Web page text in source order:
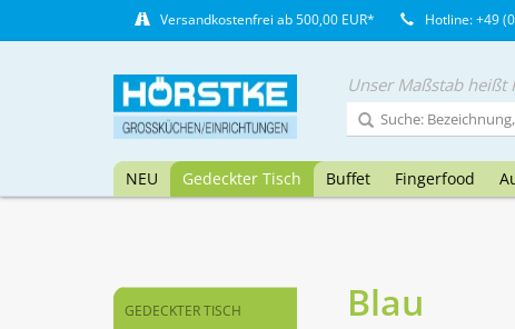
Versandkostenfrei ab 500,00 EUR* Hotline: +49
Unser Maßstab heißt
NEU Gedeckter Tisch Buffet Fingerfood
GEDECKTER TISCH Blau